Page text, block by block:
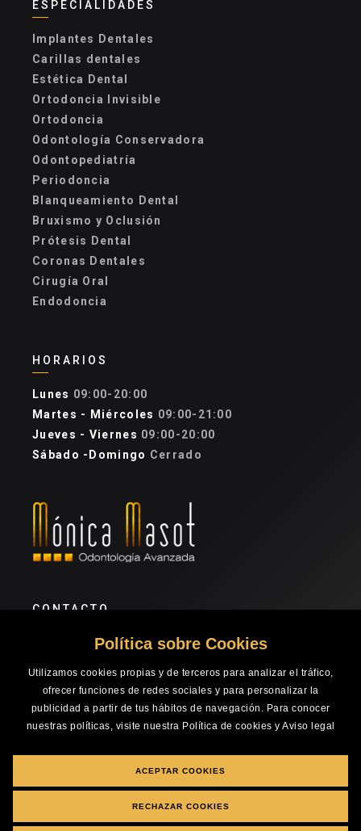
Política sobre Cookies
Utilizamos cookies propias y de terceros para analizar el tráfico,
ofrecer funciones de redes sociales y para personalizar la
publicidad a partir de tus hábitos de navegación. Para conocer
nuestras políticas, visite nuestra Política de cookies y Aviso legal
ACEPTAR COOKIES
RECHAZAR COOKIES
ESPECIALIDADES
Implantes Dentales
Carillas dentales
Estética Dental
Ortodoncia Invisible
Ortodoncia
Odontología Conservadora
Odontopediatría
Periodoncia
Blanqueamiento Dental
Bruxismo y Oclusión
Prótesis Dental
Coronas Dentales
Cirugía Oral
Endodoncia
HORARIOS
Lunes 09:00-20:00
Martes - Miércoles 09:00-21:00
Jueves - Viernes 09:00-20:00
Sábado -Domingo Cerrado
CONTACTO
+34 965 200 800
Alicante, Alicante, 03001 · España
-
Política Privacidad